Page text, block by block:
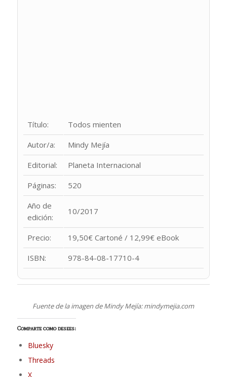
Título:
Todos mienten
Autor/a:
Mindy Mejía
Editorial:
Planeta Internacional
Páginas:
520
Año de
edición:
10/2017
Precio:
19,50€ Cartoné / 12,99€ eBook
ISBN:
978-84-08-17710-4
Fuente de la imagen de Mindy Mejía: mindymejia.com
Comparte como desees:
Bluesky
Threads
X